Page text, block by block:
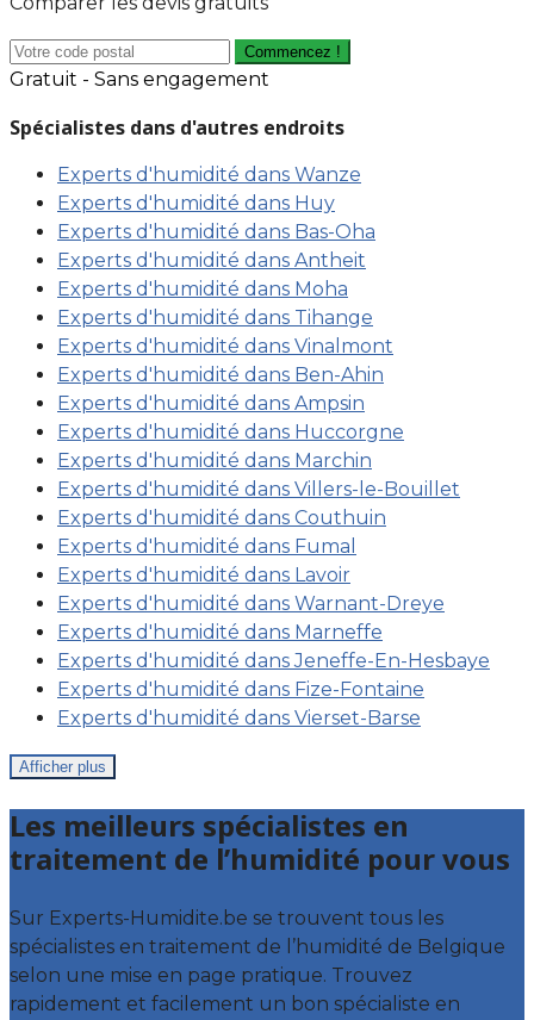
Commencez !
Gratuit - Sans engagement
Spécialistes dans d'autres endroits
Experts d'humidité dans Wanze
Experts d'humidité dans Huy
Experts d'humidité dans Bas-Oha
Experts d'humidité dans Antheit
Experts d'humidité dans Moha
Experts d'humidité dans Tihange
Experts d'humidité dans Vinalmont
Experts d'humidité dans Ben-Ahin
Experts d'humidité dans Ampsin
Experts d'humidité dans Huccorgne
Experts d'humidité dans Marchin
Experts d'humidité dans Villers-le-Bouillet
Experts d'humidité dans Couthuin
Experts d'humidité dans Fumal
Experts d'humidité dans Lavoir
Experts d'humidité dans Warnant-Dreye
Experts d'humidité dans Marneffe
Experts d'humidité dans Jeneffe-En-Hesbaye
Experts d'humidité dans Fize-Fontaine
Experts d'humidité dans Vierset-Barse
Afficher plus
Les meilleurs spécialistes en
traitement de l’humidité pour vous
Sur Experts-Humidite.be se trouvent tous les
spécialistes en traitement de l’humidité de Belgique
selon une mise en page pratique. Trouvez
rapidement et facilement un bon spécialiste en